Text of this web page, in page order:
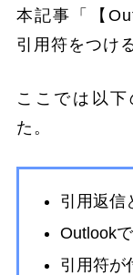
本記事「【
引用符をつけ
ここでは以
た。
引用返信
Outlook
引用符が